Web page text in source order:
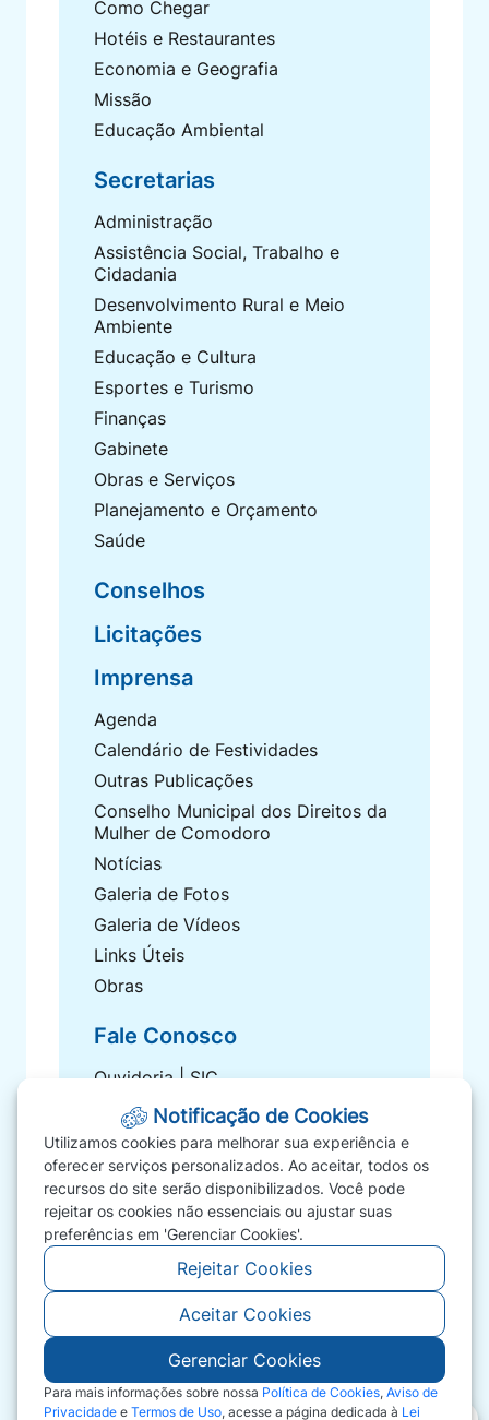
Como Chegar
Hotéis e Restaurantes
Economia e Geografia
Missão
Educação Ambiental
Secretarias
Administração
Assistência Social, Trabalho e
Cidadania
Desenvolvimento Rural e Meio
Ambiente
Educação e Cultura
Esportes e Turismo
Finanças
Gabinete
Obras e Serviços
Planejamento e Orçamento
Saúde
Conselhos
Licitações
Imprensa
Agenda
Calendário de Festividades
Outras Publicações
Conselho Municipal dos Direitos da
Mulher de Comodoro
Notícias
Galeria de Fotos
Galeria de Vídeos
Links Úteis
Obras
Fale Conosco
Ouvidoria | SIC
Carta de Serviços
Fale Conosco
FAQ
Perguntas Frequentes
Telefones Úteis
©2026 - Prefeitura de Comodoro Comodoro - MT
- Todos os direitos reservados
Notificação de Cookies
Utilizamos cookies para melhorar sua experiência e
oferecer serviços personalizados. Ao aceitar, todos os
recursos do site serão disponibilizados. Você pode
rejeitar os cookies não essenciais ou ajustar suas
preferências em 'Gerenciar Cookies'.
Rejeitar Cookies
Aceitar Cookies
Gerenciar Cookies
Para mais informações sobre nossa Política de Cookies, Aviso de
Privacidade e Termos de Uso, acesse a página dedicada à Lei